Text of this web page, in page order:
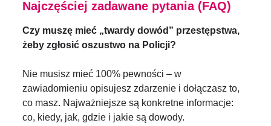
Najczęściej zadawane pytania (FAQ)
Czy muszę mieć „twardy dowód” przestępstwa,
żeby zgłosić oszustwo na Policji?
Nie musisz mieć 100% pewności – w
zawiadomieniu opisujesz zdarzenie i dołączasz to,
co masz. Najważniejsze są konkretne informacje:
co, kiedy, jak, gdzie i jakie są dowody.